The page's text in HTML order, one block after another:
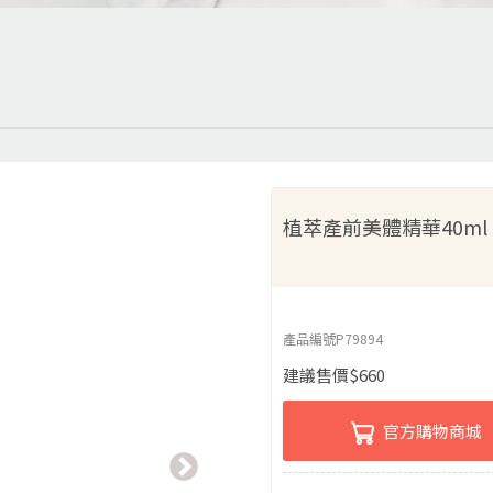
植萃產前美體精華40ml
產品編號P79894
建議售價$660
官方購物商城